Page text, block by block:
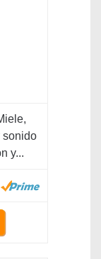
sonido
y...